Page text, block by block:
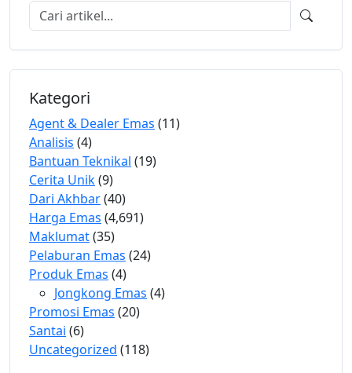
Kategori
Agent & Dealer Emas (11)
Analisis (4)
Bantuan Teknikal (19)
Cerita Unik(9)
Dari Akhbar(40)
Harga Emas (4,691)
Maklumat(35)
Pelaburan Emas (24)
Produk Emas (4)
Jongkong Emas (4)
Promosi Emas (20)
Santai (6)
Uncategorized (118)